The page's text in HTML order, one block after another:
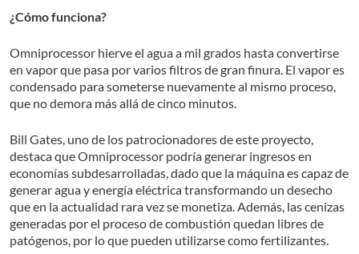
¿Cómo funciona?
Omniprocessor hierve el agua a mil grados hasta convertirse
en vapor que pasa por varios filtros de gran finura. El vapor es
condensado para someterse nuevamente al mismo proceso,
que no demora más allá de cinco minutos.
Bill Gates, uno de los patrocionadores de este proyecto,
destaca que Omniprocessor podría generar ingresos en
economías subdesarrolladas, dado que la máquina es capaz de
generar agua y energía eléctrica transformando un desecho
que en la actualidad rara vez se monetiza. Además, las cenizas
generadas por el proceso de combustión quedan libres de
patógenos, por lo que pueden utilizarse como fertilizantes.